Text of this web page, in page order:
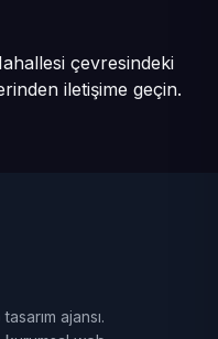
çevresindeki
iletişime geçin.
ajansı.